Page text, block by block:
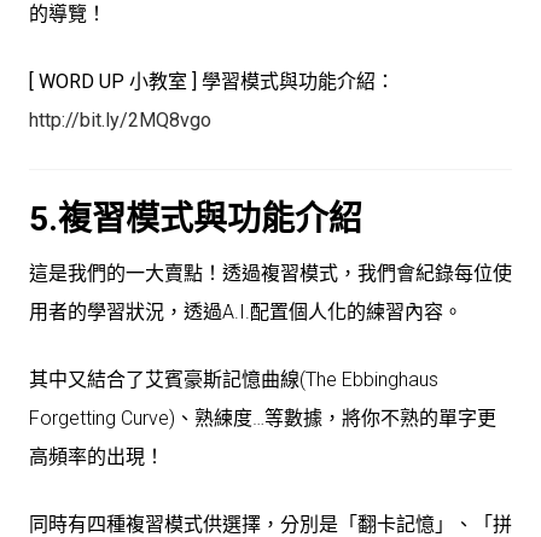
的導覽！
[ WORD UP 小教室 ] 學習模式與功能介紹：
http://bit.ly/2MQ8vgo
5.複習模式與功能介紹
這是我們的一大賣點！透過複習模式，我們會紀錄每位使
用者的學習狀況，透過A.I.配置個人化的練習內容。
其中又結合了艾賓豪斯記憶曲線(The Ebbinghaus
Forgetting Curve)、熟練度…等數據，將你不熟的單字更
高頻率的出現！
同時有四種複習模式供選擇，分別是「翻卡記憶」、「拼